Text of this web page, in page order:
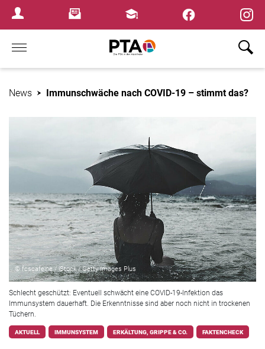
Login MenuNewsletterFortbildungen
Home
News Immunschwäche nach COVID-19 – stimmt das?
© fcscafeine / iStock / Getty Images Plus
Schlecht geschützt: Eventuell schwächt eine COVID-19-Infektion das
Immunsystem dauerhaft. Die Erkenntnisse sind aber noch nicht in trockenen
Tüchern.
AKTUELL IMMUNSYSTEM ERKÄLTUNG, GRIPPE & CO. FAKTENCHECK
×